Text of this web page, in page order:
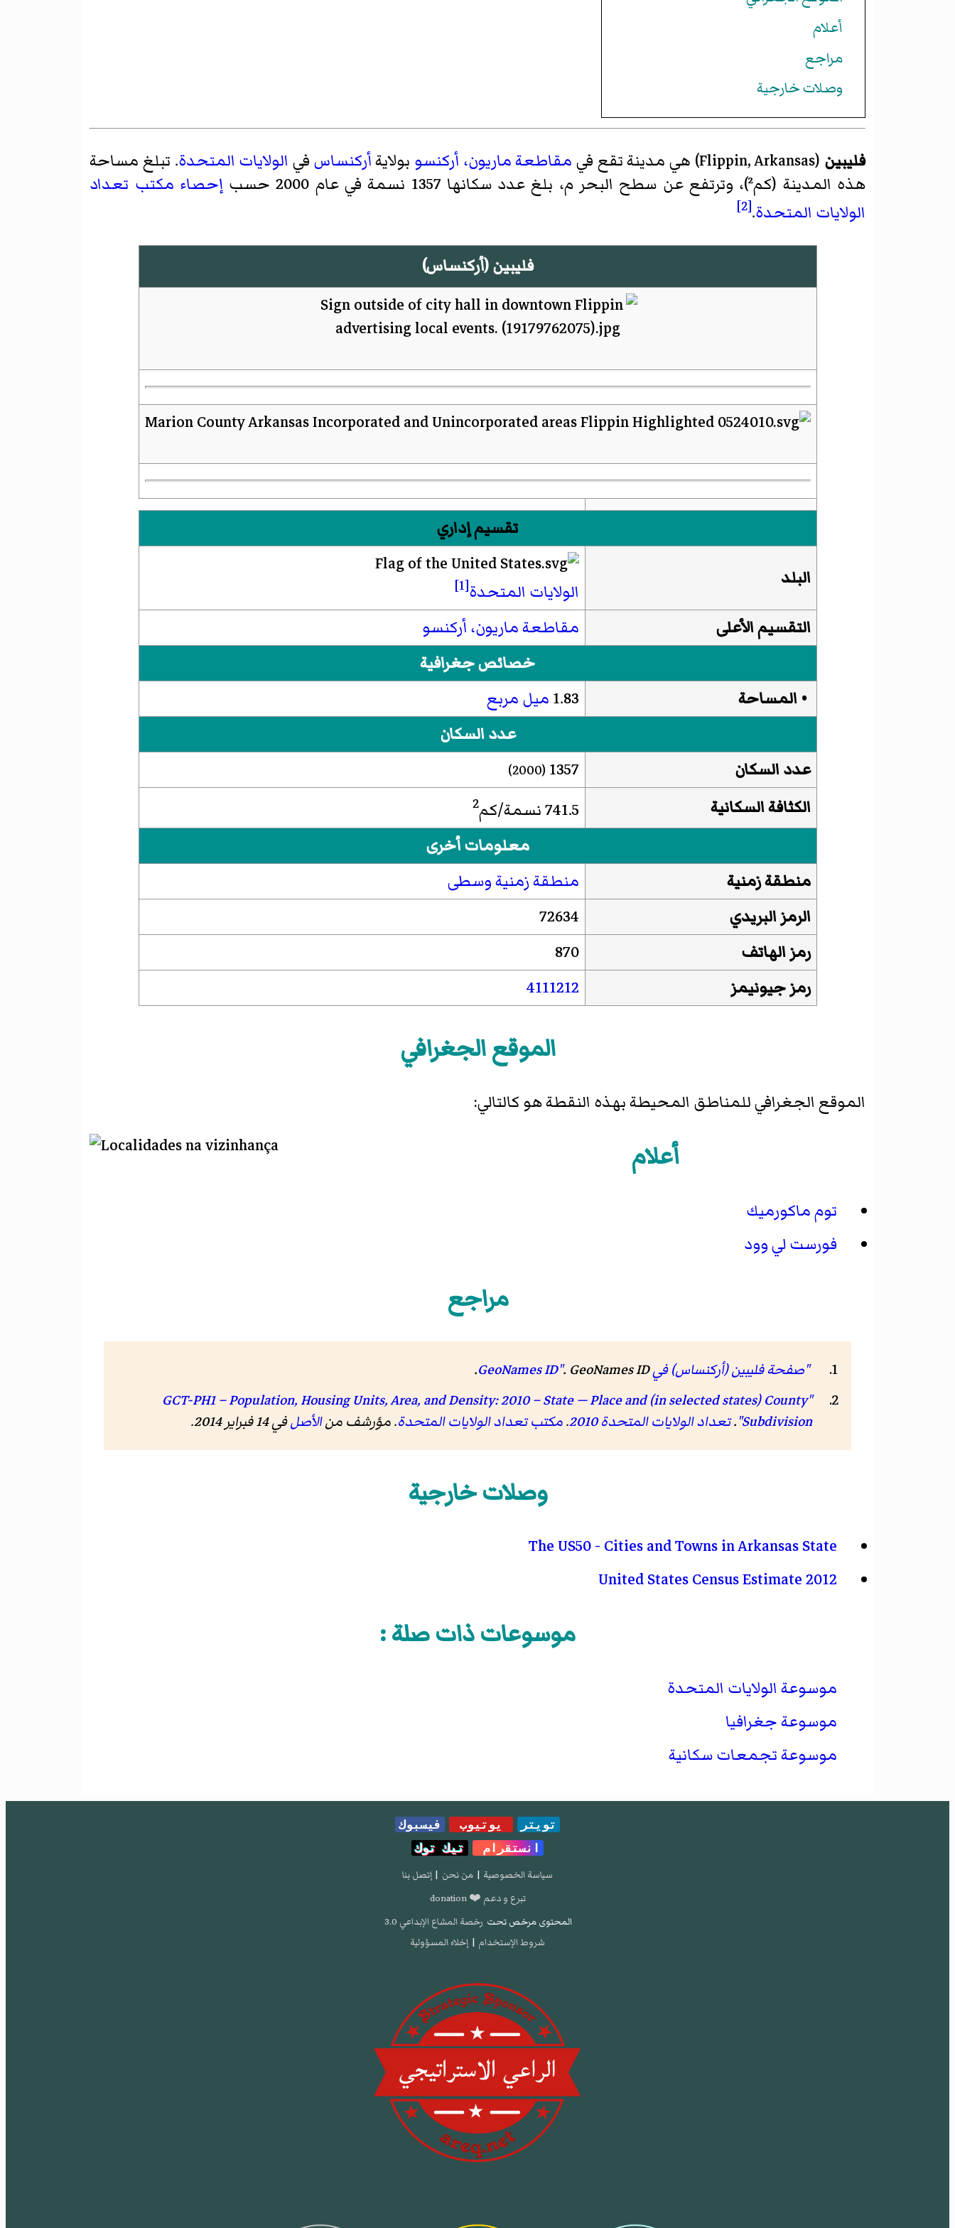
أعلام
مراجع
وصلات خارجية
فليبين (
Flippin, Arkansas)‏ هي مدينة تقع في مقاطعة ماريون، أركنسو بولايةأركنساس في الولايات المتحدة. تبلغ مساحة
هذه المدينة (كم²)، وترتفع عن سطح البحر م، بلغ عدد سكانها 1357 نسمة في عام 2000 حسب
إحصاء مكتب تعداد
الولايات المتحدة.
[2]
فليبين (أركنساس)
تقسيم إداري
البلد
الولايات المتحدة[1]
التقسيم الأعلى
مقاطعة ماريون، أركنسو
خصائص جغرافية
• المساحة
1.83 ميل مربع
عدد السكان
عدد السكان
1357
(2000)
الكثافة السكانية 741.5 نسمة/كم 2
معلومات أخرى
منطقة زمنية
منطقة زمنية وسطى
الرمز البريدي
72634
رمز الهاتف
870
رمز جيونيمز
4111212
الموقع الجغرافي
الموقع الجغرافي للمناطق المحيطة بهذه النقطة هو كالتالي:
أعلام
توم ماكورميك
فورست لي وود
مراجع
"صفحة فليبين (أركنساس) في GeoNames ID" . GeoNames ID
.
"GCT-PH1 – Population, Housing Units, Area, and Density: 2010 – State — Place and (in selected states) County
Subdivision"
.تعداد الولايات المتحدة 2010 .مكتب تعداد الولايات المتحدة. مؤرشف منالأصلفي 14 فبراير 2014 .
وصلات خارجية
The US50 - Cities and Towns in Arkansas State
2012 United States Census Estimate
موسوعات ذات صلة :
موسوعة الولايات المتحدة
موسوعة جغرافيا
موسوعة تجمعات سكانية
تويتر يوتيوب
فيسبوك
انستقرام
تيك توك
سياسة الخصوصية | من نحن | إتصل بنا
تبرع و دعم ❤️ donation
المحتوى مرخص تحت رخصة المشاع الإبداعي 3.0
شروط الإستخدام | إخلاء المسؤولية